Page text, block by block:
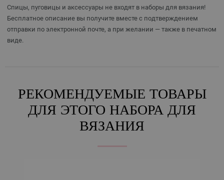
Спицы, пуговицы и аксессуары не входят в наборы для вязания!
Бесплатное описание вы получите вместе с подтверждением
отправки по электронной почте, а при желании — также в печатном
виде.
РЕКОМЕНДУЕМЫЕ ТОВАРЫ
ДЛЯ ЭТОГО НАБОРА ДЛЯ
ВЯЗАНИЯ